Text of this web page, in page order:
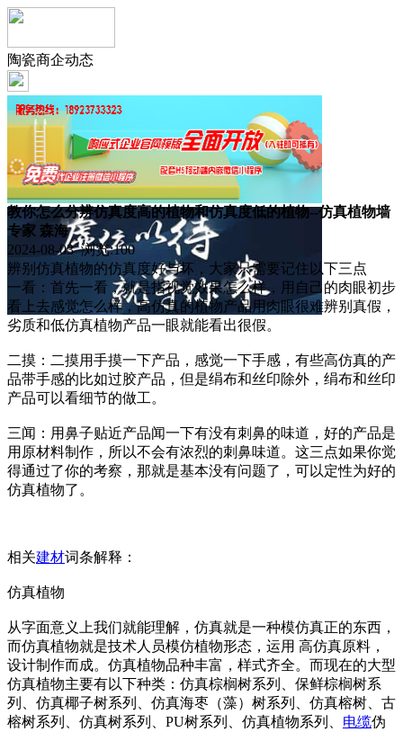
陶瓷商企动态
教你怎么分辨仿真度高的植物和仿真度低的植物--仿真植物墙
专家 森海
2024-08-03 浏览:100
辨别仿真植物的仿真度好与坏，大家只需要记住以下三点
一看：首先一看，就是指视觉效果怎么样，用自己的肉眼初步
看上去感觉怎么样，高仿真的植物产品用肉眼很难辨别真假，
劣质和低仿真植物产品一眼就能看出很假。
二摸：二摸用手摸一下产品，感觉一下手感，有些高仿真的产
品带手感的比如过胶产品，但是绢布和丝印除外，绢布和丝印
产品可以看细节的做工。
三闻：用鼻子贴近产品闻一下有没有刺鼻的味道，好的产品是
用原材料制作，所以不会有浓烈的刺鼻味道。这三点如果你觉
得通过了你的考察，那就是基本没有问题了，可以定性为好的
仿真植物了。
相关建材词条解释：
仿真植物
从字面意义上我们就能理解，仿真就是一种模仿真正的东西，
而仿真植物就是技术人员模仿植物形态，运用 高仿真原料，
设计制作而成。仿真植物品种丰富，样式齐全。而现在的大型
仿真植物主要有以下种类：仿真棕榈树系列、保鲜棕榈树系
列、仿真椰子树系列、仿真海枣（藻）树系列、仿真榕树、古
榕树系列、仿真树系列、PU树系列、仿真植物系列、 电缆伪